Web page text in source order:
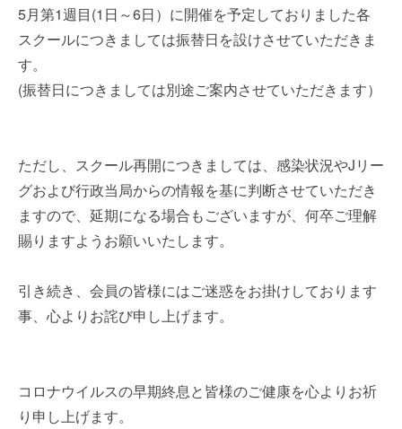
5月第1週目(1日～6日）に開催を予定しておりました各
スクールにつきましては振替日を設けさせていただきま
す。
(振替日につきましては別途ご案内させていただきます）
ただし、スクール再開につきましては、感染状況やJリー
グおよび行政当局からの情報を基に判断させていただき
ますので、延期になる場合もございますが、何卒ご理解
賜りますようお願いいたします。
引き続き、会員の皆様にはご迷惑をお掛けしております
事、心よりお詫び申し上げます。
コロナウイルスの早期終息と皆様のご健康を心よりお祈
り申し上げます。